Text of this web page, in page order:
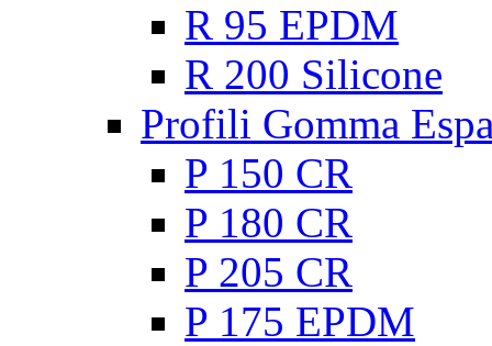
R 95 EPDM
R 200 Silicone
Profili Gomma
P 150 CR
P 180 CR
P 205 CR
P 175 EPDM